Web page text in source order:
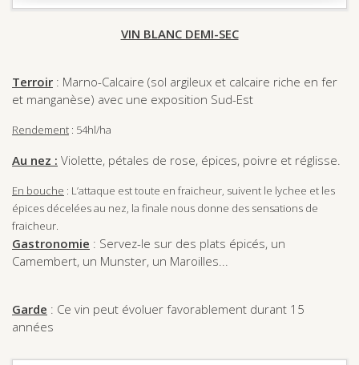
VIN BLANC DEMI-SEC
Terroir : Marno-Calcaire (sol argileux et calcaire riche en fer
et manganèse) avec une exposition Sud-Est
Rendement : 54hl/ha
Au nez : Violette, pétales de rose, épices, poivre et réglisse.
En bouche : L’attaque est toute en fraicheur, suivent le lychee et les
épices décelées au nez, la finale nous donne des sensations de
fraicheur.
Gastronomie : Servez-le sur des plats épicés, un
Camembert, un Munster, un Maroilles...
Garde : Ce vin peut évoluer favorablement durant 15
années